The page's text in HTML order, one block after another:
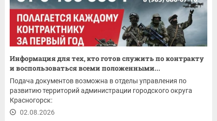
Информация для тех, кто готов служить по контракту
и воспользоваться всеми положенными...
Подача документов возможна в отделы управления по
развитию территорий администрации городского округа
Красногорск:
02.08.2026